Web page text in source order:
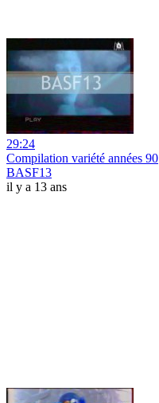
29:24
Compilation variété années 90
BASF13
il y a 13 ans